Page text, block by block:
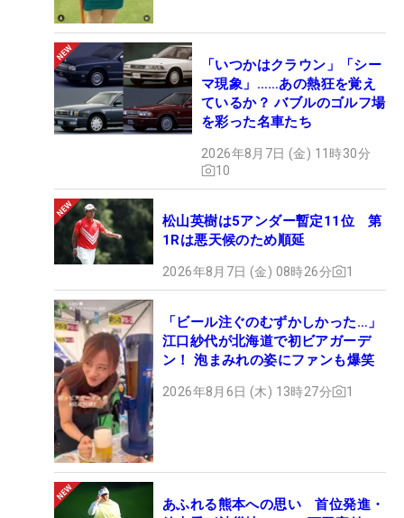
「いつかはクラウン」「シー
マ現象」……あの熱狂を覚え
ているか？ バブルのゴルフ場
を彩った名車たち
2026年8月7日 (金) 11時30分
10
松山英樹は5アンダー暫定11位 第
1Rは悪天候のため順延
2026年8月7日 (金) 08時26分 1
「ビール注ぐのむずかしかった…」
江口紗代が北海道で初ビアガーデ
ン！ 泡まみれの姿にファンも爆笑
2026年8月6日 (木) 13時27分 1
あふれる熊本への思い 首位発進・